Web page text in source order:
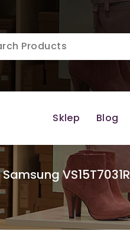
Sklep Blog
Samsung